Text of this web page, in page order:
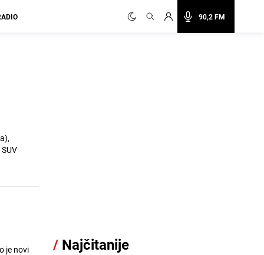
90,2 FM
je novi
/ Najčitanije